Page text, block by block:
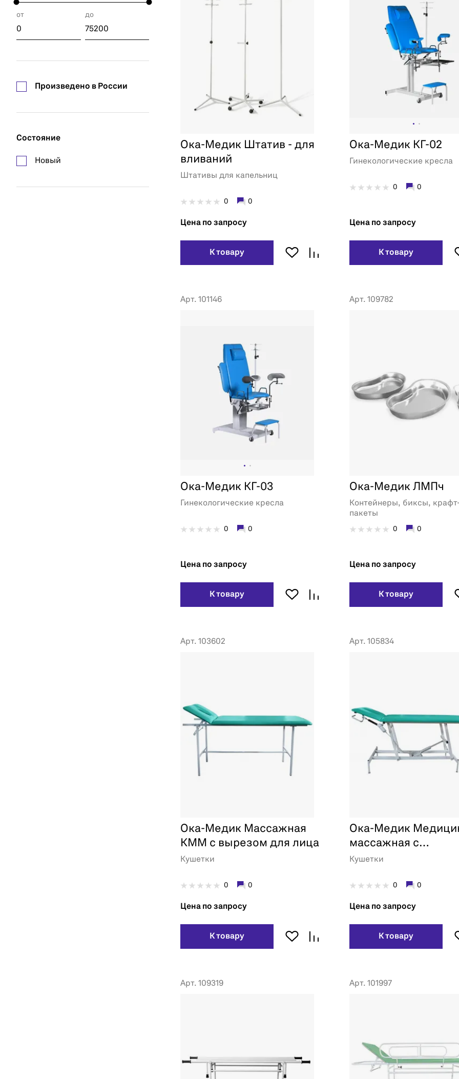
от до
Произведено в России
Состояние
Новый
Ока-Медик Штатив - для
вливаний
Штативы для капельниц
0 0
Цена по запросу
К товару
Ока-Медик КГ-02
Гинекологические кресла
0 0
Цена по запросу
К товару
Арт. 101146
Ока-Медик КГ-03
Гинекологические кресла
0 0
Цена по запросу
К товару
Арт. 109782
Ока-Медик ЛМПч
Контейнеры, биксы, крафт-
пакеты
0 0
Цена по запросу
К товару
Арт. 103602
Ока-Медик Массажная
КММ с вырезом для лица
Кушетки
0 0
Цена по запросу
К товару
Арт. 105834
Ока-Медик
массажная с
электроприводом
Кушетки
0 0
Цена по запросу
К товару
Арт. 109319 Арт. 101997